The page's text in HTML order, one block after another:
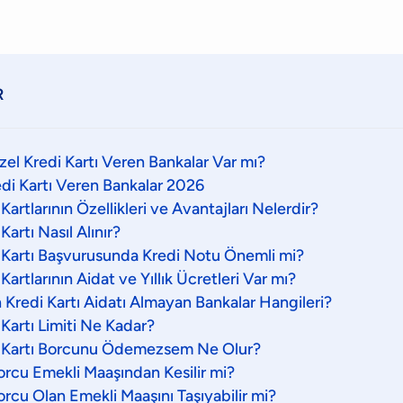
Kredi Kartı Veren Bankalar Var mı?
Kartı Veren Bankalar 2026
Özellikleri ve Avantajları Nelerdir?
Nasıl Alınır?
Başvurusunda Kredi Notu Önemli mi?
Aidat ve Yıllık Ücretleri Var mı?
Kartı Aidatı Almayan Bankalar Hangileri?
Limiti Ne Kadar?
Borcunu Ödemezsem Ne Olur?
Emekli Maaşından Kesilir mi?
Olan Emekli Maaşını Taşıyabilir mi?